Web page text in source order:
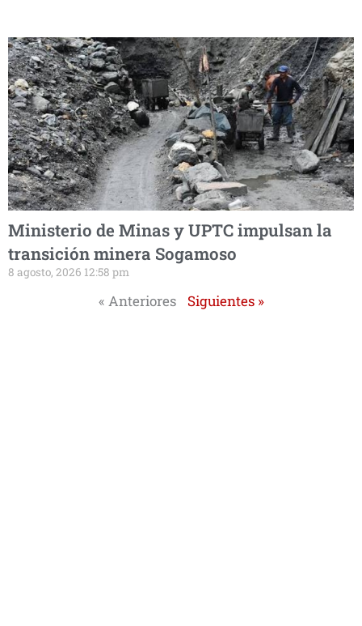
Ministerio de Minas y UPTC impulsan la
transición minera Sogamoso
8 agosto, 2026 12:58 pm
« Anteriores Siguientes »